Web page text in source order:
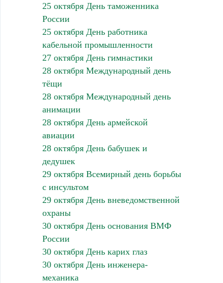
25 октября День таможенника
России
25 октября День работника
кабельной промышленности
27 октября День гимнастики
28 октября Международный день
тёщи
28 октября Международный день
анимации
28 октября День армейской
авиации
28 октября День бабушек и
дедушек
29 октября Всемирный день борьбы
с инсультом
29 октября День вневедомственной
охраны
30 октября День основания ВМФ
России
30 октября День карих глаз
30 октября День инженера-
механика